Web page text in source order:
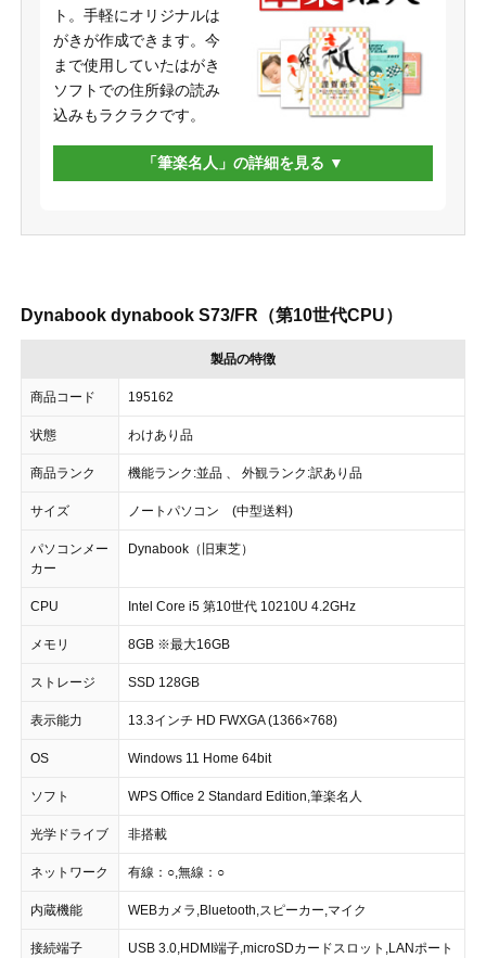
ト。手軽にオリジナルは
がきが作成できます。今
まで使用していたはがき
ソフトでの住所録の読み
込みもラクラクです。
「筆楽名人」の詳細を見る
Dynabook dynabook S73/FR（第10世代CPU）
製品の特徴
商品コード 195162
状態 わけあり品
商品ランク 機能ランク:並品 、 外観ランク:訳あり品
サイズ ノートパソコン (中型送料)
パソコンメー
カー
Dynabook（旧東芝）
CPU Intel Core i5 第10世代 10210U 4.2GHz
メモリ 8GB ※最大16GB
ストレージ SSD 128GB
表示能力 13.3インチ HD FWXGA (1366×768)
OS Windows 11 Home 64bit
ソフト WPS Office 2 Standard Edition,筆楽名人
光学ドライブ 非搭載
ネットワーク 有線：○,無線：○
内蔵機能 WEBカメラ,Bluetooth,スピーカー,マイク
接続端子
USB 3.0,HDMI端子,microSDカードスロット,LANポート